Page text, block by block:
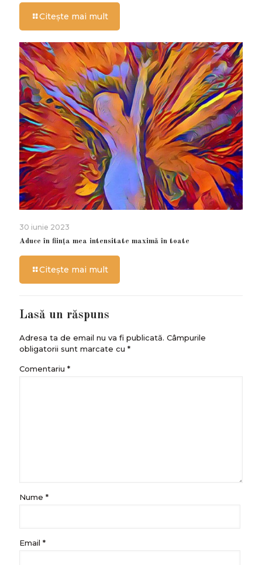
Citește mai mult
30 iunie 2023
Aduce în ființa mea intensitate maximă în toate
Citește mai mult
Lasă un răspuns
Adresa ta de email nu va fi publicată. Câmpurile
obligatorii sunt marcate cu *
Comentariu *
Nume *
Email *